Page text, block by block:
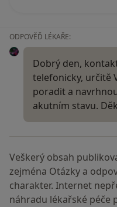
ODPOVĚĎ LÉKAŘE:
Dobrý den,
telefonicky, určitě
poradit a
akutním stavu.
Veškerý obsah
zejména Otázky a
charakter. Internet
náhradu lékařské péče